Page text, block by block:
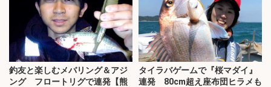
釣友と楽しむメバリング＆アジ
ング フロートリグで連発【熊
タイラバゲームで『桜マダイ』
連発 80cm超え座布団ヒラメも